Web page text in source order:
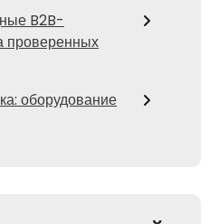
B2B-
проверенных
оборудование